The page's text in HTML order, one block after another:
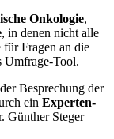
Onkologie,
, in denen nicht alle
Fragen an die
Umfrage-Tool.
Besprechung der
ein Experten-
Günther Steger